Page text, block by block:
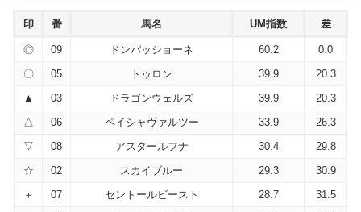
印 番 馬名 UM指数 差
◎ 09 ドンパッショーネ 60.2
0.0
〇
05 トゥロン 39.9
20.3
▲
03 ドラゴンウェルズ 39.9
20.3
△
06 ペイシャヴァルツー 33.9
26.3
▽
08 アスタールフナ 30.4
29.8
☆
02 スカイブルー 29.3
30.9
＋
07 セントールビースト 28.7
31.5